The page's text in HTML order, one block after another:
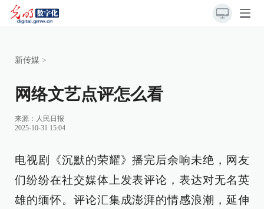
新传媒 >
网络文艺点评怎么看
来源： 人民日报
2025-10-31 15:04
电视剧《沉默的荣耀》播完后余响未绝，网友
们纷纷在社交媒体上发表评论，表达对无名英
雄的缅怀。评论汇集成澎湃的情感浪潮，延伸